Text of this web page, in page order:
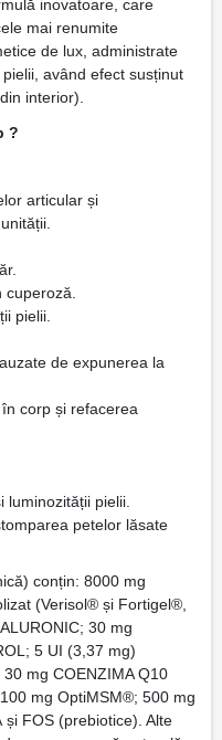
inovatoare, care
mai renumite
de lux, administrate
având efect susținut
interior).
?
articular și
cuperoză.
pielii.
de expunerea la
corp și refacerea
luminozității pielii.
petelor lăsate
conțin: 8000 mg
(Verisol® și Fortigel®,
30 mg
5 UI (3,37 mg)
30 mg COENZIMA Q10
mg OptiMSM®; 500 mg
FOS (prebiotice). Alte